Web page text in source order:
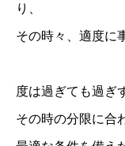
り、
その時々、適度に
度は過ぎても過ぎ
その時の分限に合